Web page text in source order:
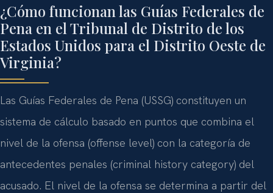
¿Cómo funcionan las Guías Federales de
Pena en el Tribunal de Distrito de los
Estados Unidos para el Distrito Oeste de
Virginia?
Las Guías Federales de Pena (USSG) constituyen un
sistema de cálculo basado en puntos que combina el
nivel de la ofensa (offense level) con la categoría de
antecedentes penales (criminal history category) del
acusado. El nivel de la ofensa se determina a partir del